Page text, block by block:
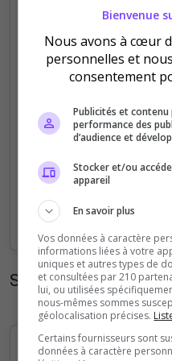
0
1
2
4
Nov
Statistiques
Bienvenue
Nous avons à cœur
personnelles et
consentement
Publicités et
performance des
d’audience et
Stocker et/ou
appareil
En savoir plus
Vos données à caractère
informations liées à votre
uniques et autres types de
et consultées par 210
lui, ou utilisées
nous-mêmes sommes
géolocalisation précises.
Certains fournisseurs sont
données à caractère